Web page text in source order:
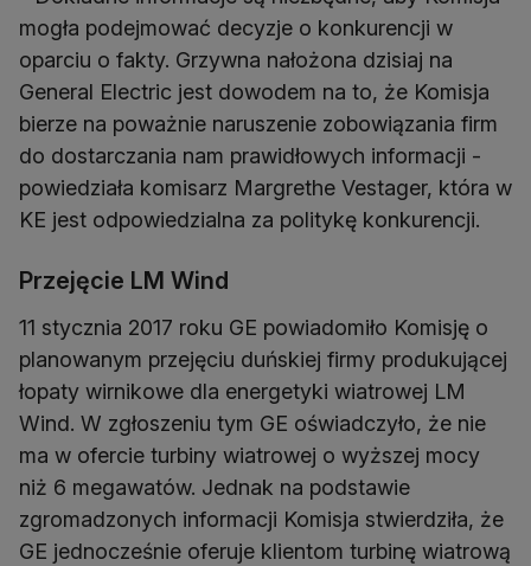
mogła podejmować decyzje o konkurencji w
oparciu o fakty. Grzywna nałożona dzisiaj na
General Electric jest dowodem na to, że Komisja
bierze na poważnie naruszenie zobowiązania firm
do dostarczania nam prawidłowych informacji -
powiedziała komisarz Margrethe Vestager, która w
KE jest odpowiedzialna za politykę konkurencji.
Przejęcie LM Wind
11 stycznia 2017 roku GE powiadomiło Komisję o
planowanym przejęciu duńskiej firmy produkującej
łopaty wirnikowe dla energetyki wiatrowej LM
Wind. W zgłoszeniu tym GE oświadczyło, że nie
ma w ofercie turbiny wiatrowej o wyższej mocy
niż 6 megawatów. Jednak na podstawie
zgromadzonych informacji Komisja stwierdziła, że
GE jednocześnie oferuje klientom turbinę wiatrową